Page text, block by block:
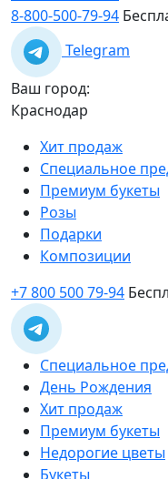
8-800-500-79-94
Telegram
Ваш город:
Краснодар
Хит продаж
Специальное
Премиум букеты
Розы
Подарки
Композиции
+7 800 500 79-94
Специальное
День Рождения
Хит продаж
Премиум букеты
Недорогие цветы
Букеты